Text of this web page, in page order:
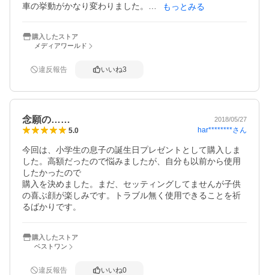
車の挙動がかなり変わりました。
もっとみる
購入したストア
メディアワールド
違反報告 いいね3
念願の…… 2018/05/27
5.0 har********さん
今回は、小学生の息子の誕生日プレゼントとして購入しま
した。高額だったので悩みましたが、自分も以前から使用
したかったので
購入を決めました。まだ、セッティングしてませんが子供
の喜ぶ顔が楽しみです。トラブル無く使用できることを祈
るばかりです。
購入したストア
ベストワン
違反報告 いいね0